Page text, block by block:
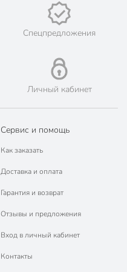
Спецпредложения
Личный кабинет
Сервис и помощь
Как заказать
Доставка и оплата
Гарантия и возврат
Отзывы и предложения
Вход в личный кабинет
Контакты